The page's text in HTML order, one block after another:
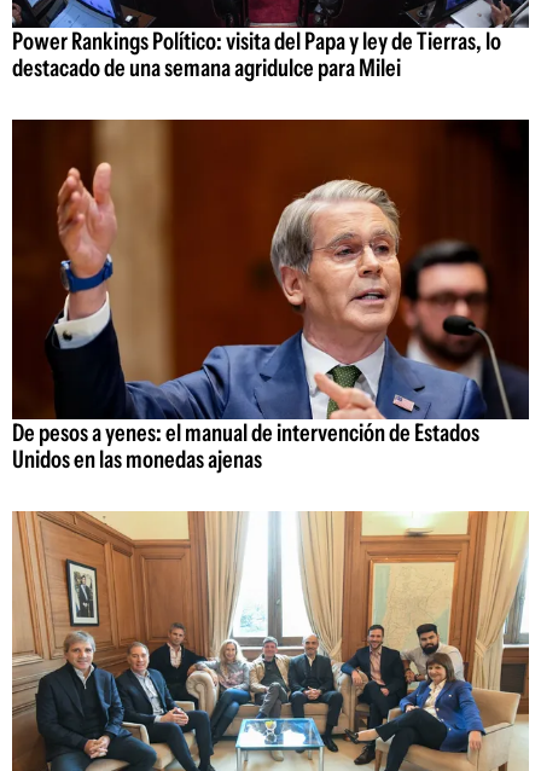
Power Rankings Político: visita del Papa y ley de Tierras, lo
destacado de una semana agridulce para Milei
De pesos a yenes: el manual de intervención de Estados
Unidos en las monedas ajenas